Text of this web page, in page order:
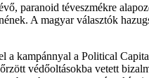
paranoid téveszmékre
A magyar választók
a kampánnyal a Political
védőoltásokba vetett